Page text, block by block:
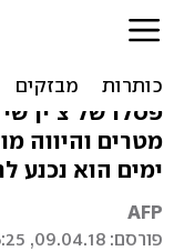
סין: רוח
הקיסר
מטרים והיווה
ימים הוא נכנע
AFP
פורסם: 09.04.18, 16:25